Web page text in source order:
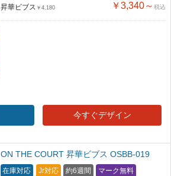
昇華ビブス ￥4,180 ￥3,340～ 税込
今すぐデザイン
ON THE COURT 昇華ビブス OSBB-019
在庫対応 Jr対応 約6週間 マーク無料